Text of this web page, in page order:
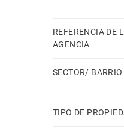
REFERENCIA DE
AGENCIA
SECTOR/ BARRIO
TIPO DE